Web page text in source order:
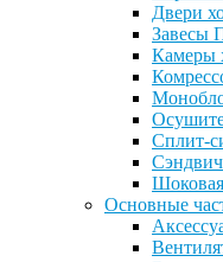
Двери
Завесы
Камеры
Сплит-
Шоковая
Основные